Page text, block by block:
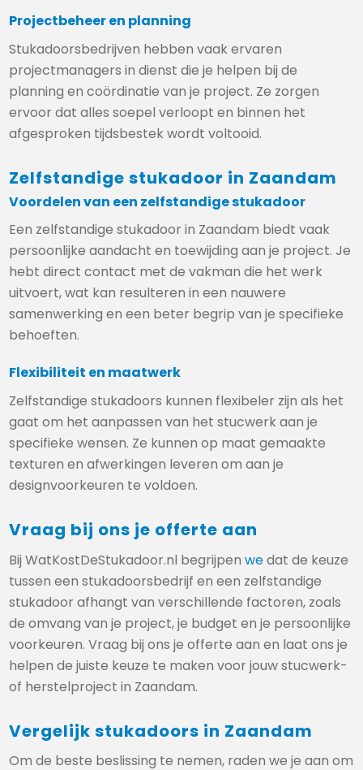
Projectbeheer en planning
Stukadoorsbedrijven hebben vaak ervaren
projectmanagers in dienst die je helpen bij de
planning en coördinatie van je project. Ze zorgen
ervoor dat alles soepel verloopt en binnen het
afgesproken tijdsbestek wordt voltooid.
Zelfstandige stukadoor in Zaandam
Voordelen van een zelfstandige stukadoor
Een zelfstandige stukadoor in Zaandam biedt vaak
persoonlijke aandacht en toewijding aan je project. Je
hebt direct contact met de vakman die het werk
uitvoert, wat kan resulteren in een nauwere
samenwerking en een beter begrip van je specifieke
behoeften.
Flexibiliteit en maatwerk
Zelfstandige stukadoors kunnen flexibeler zijn als het
gaat om het aanpassen van het stucwerk aan je
specifieke wensen. Ze kunnen op maat gemaakte
texturen en afwerkingen leveren om aan je
designvoorkeuren te voldoen.
Vraag bij ons je offerte aan
Bij WatKostDeStukadoor.nl begrijpenwedat de keuze
tussen een stukadoorsbedrijf en een zelfstandige
stukadoor afhangt van verschillende factoren, zoals
de omvang van je project, je budget en je persoonlijke
voorkeuren. Vraag bij ons je offerte aan en laat ons je
helpen de juiste keuze te maken voor jouw stucwerk-
of herstelproject in Zaandam.
Vergelijk stukadoors in Zaandam
Om de beste beslissing te nemen, raden we je aan om